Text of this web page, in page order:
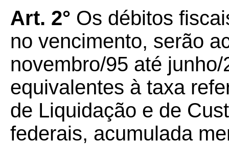
Art. 2° Os débitos
no vencimento, serão
novembro/95 até
equivalentes à taxa
de Liquidação e de
federais, acumulada